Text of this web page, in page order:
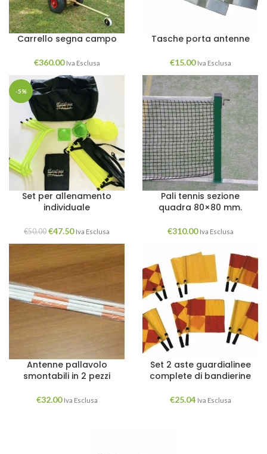
Carrello segna campo
€360.00 Iva Esclusa
Tasche porta antenne
€15.00 Iva Esclusa
-5%
Set per allenamento
individuale
€50.00 €47.50 Iva Esclusa
Pali tennis sezione
quadra 80×80 mm.
€310.00 Iva Esclusa
Antenne pallavolo
smontabili in 2 pezzi
€32.00 Iva Esclusa
Set 2 aste guardialinee
complete di bandierine
€25.04 Iva Esclusa